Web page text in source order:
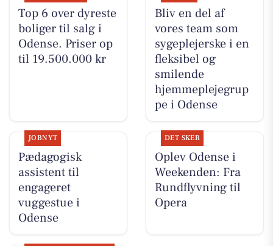
Top 6 over dyreste
boliger til salg i
Odense. Priser op
til 19.500.000 kr
Bliv en del af
vores team som
sygeplejerske i en
fleksibel og
smilende
hjemmeplejegrup
pe i Odense
JOBNYT
Pædagogisk
assistent til
engageret
vuggestue i
Odense
DET SKER
Oplev Odense i
Weekenden: Fra
Rundflyvning til
Opera